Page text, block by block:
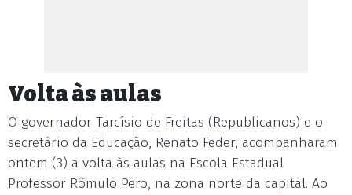
Volta às aulas
O governador Tarcísio de Freitas (Republicanos) e o
secretário da Educação, Renato Feder, acompanharam
ontem (3) a volta às aulas na Escola Estadual
Professor Rômulo Pero, na zona norte da capital. Ao